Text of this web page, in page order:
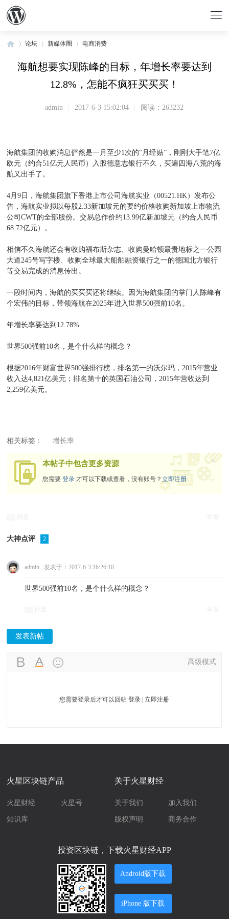
论坛 新媒体圈
›
电商消费
海航想要实现陈峰的目标，年增长率要达到
12.8%，怎能不疯狂买买买！
admin 2017-6-3 15:02:04 阅读：263232
海航集团的收购消息俨然是一月至少1次的“月经贴”，刚刚大手笔7亿
欧元（约合51亿元人民币）入股德意志银行不久，买遍四海八荒的海
航又出手了。
4月9日，海航集团旗下香港上市公司海航实业（00521.HK）发布公
告，海航实业拟以每股2.33新加坡元的要约价格收购新加坡上市物流
公司CWT的全部股份。交易总作价约13.99亿新加坡元（约合人民币
68.72亿元）。
相信不久海航还会有收购福布斯杂志、收购曼哈顿最贵地标之一公园
大道245号写字楼、收购全球最大船舶融资银行之一的德国北方银行
等交易完成的消息传出。
一段时间内，海航的买买买还将继续。因为海航集团的掌门人陈峰有
个宏伟的目标，带领海航在2025年进入世界500强前10名。
年增长率要达到12.78%
世界500强前10名，是个什么样的概念？
根据2016年财富世界500强排行榜，排名第一的沃尔玛，2015年营业
收入达4,821亿美元；排名第十的英国石油公司，2015年营收达到
2,259亿美元。
相关标签： 增长率
本帖子中包含更多资源
您需要登录 才可以下载或查看，没有账号？立即注册
x
大神点评 2
admin 发表于：2017-6-3 16:26:18
世界500强前10名，是个什么样的概念？
发表新帖
高级模式
您需要登录后才可以回帖登录 |立即注册
火星区块链产品
火星财经 火星号
知识库
关于火星财经
关于我们 加入我们
版权声明 商务合作
投资区块链，下载火星财经APP
Android版下载
iPhone 版下载